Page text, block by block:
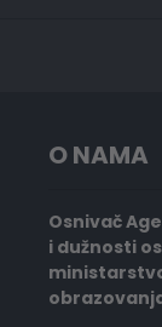
O NAMA
Osnivač
i dužnosti